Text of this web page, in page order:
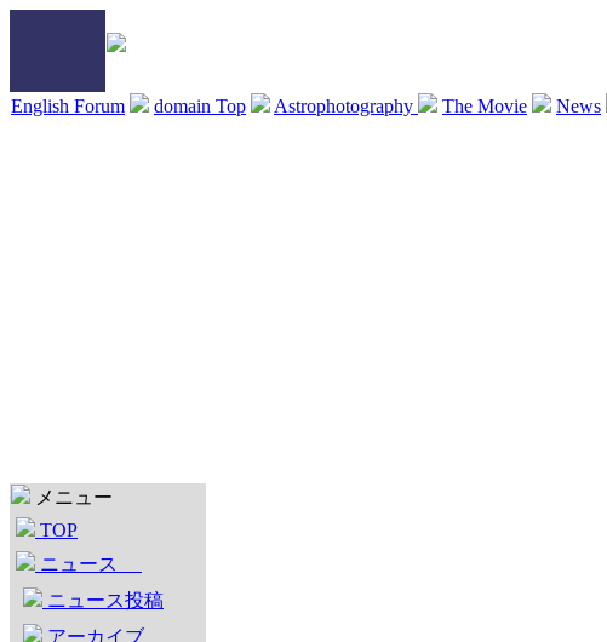
English Forum domain Top Astrophotography The Movie News
メニュー
TOP
ニュース
ニュース投稿
アーカイブ